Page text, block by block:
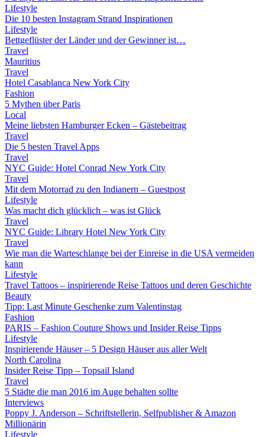
Lifestyle
Die 10 besten Instagram Strand Inspirationen
Lifestyle
Bettgeflüster der Länder und der Gewinner ist…
Travel
Mauritius
Travel
Hotel Casablanca New York City
Fashion
5 Mythen über Paris
Local
Meine liebsten Hamburger Ecken – Gästebeitrag
Travel
Die 5 besten Travel Apps
Travel
NYC Guide: Hotel Conrad New York City
Travel
Mit dem Motorrad zu den Indianern – Guestpost
Lifestyle
Was macht dich glücklich – was ist Glück
Travel
NYC Guide: Library Hotel New York City
Travel
Wie man die Warteschlange bei der Einreise in die USA vermeiden
kann
Lifestyle
Travel Tattoos – inspirierende Reise Tattoos und deren Geschichte
Beauty
Tipp: Last Minute Geschenke zum Valentinstag
Fashion
PARIS – Fashion Couture Shows und Insider Reise Tipps
Lifestyle
Inspirierende Häuser – 5 Design Häuser aus aller Welt
North Carolina
Insider Reise Tipp – Topsail Island
Travel
5 Städte die man 2016 im Auge behalten sollte
Interviews
Poppy J. Anderson – Schriftstellerin, Selfpublisher & Amazon
Millionärin
Lifestyle